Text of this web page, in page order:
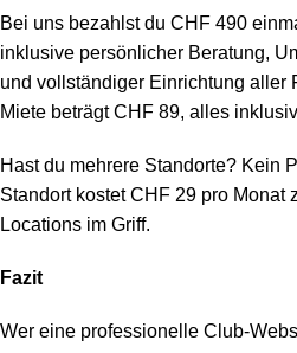
Bei uns bezahlst du CHF 490
inklusive persönlicher Beratung,
und vollständiger Einrichtung aller
Miete beträgt CHF 89, alles
Hast du mehrere Standorte? Kein
Standort kostet CHF 29 pro Monat
Locations im Griff.
Fazit
Wer eine professionelle Club-